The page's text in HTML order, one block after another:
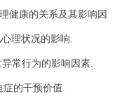
健康的关系及其影响因
理状况的影响.
常行为的影响因素.
症的干预价值.